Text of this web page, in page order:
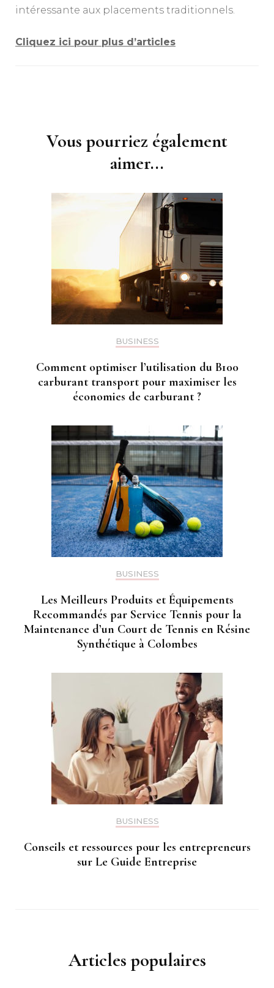
intéressante aux placements traditionnels.
Cliquez ici pour plus d’articles
Vous pourriez également
aimer...
BUSINESS
Comment optimiser l’utilisation du B100
carburant transport pour maximiser les
économies de carburant ?
BUSINESS
Les Meilleurs Produits et Équipements
Recommandés par Service Tennis pour la
Maintenance d’un Court de Tennis en Résine
Synthétique à Colombes
BUSINESS
Conseils et ressources pour les entrepreneurs
sur Le Guide Entreprise
Articles populaires